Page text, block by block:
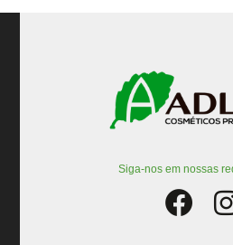
Siga-nos em nossas